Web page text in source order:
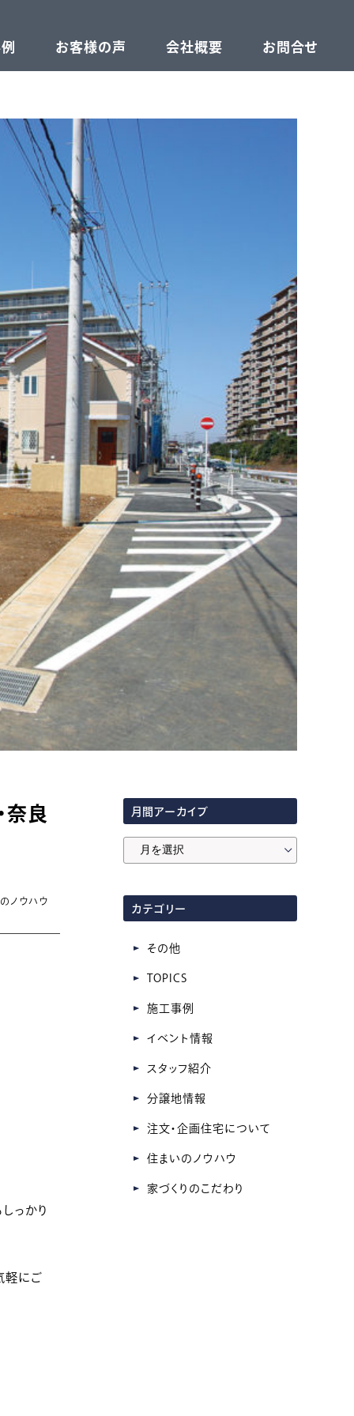
お客様の声 会社概要 お問合せ
奈良
ノウハウ
っかり
軽にご
月間アーカイブ
ア
ー
カ
イ
カテゴリー
その他
TOPICS
施工事例
イベント情報
スタッフ紹介
分譲地情報
注文・企画住宅について
住まいのノウハウ
家づくりのこだわり